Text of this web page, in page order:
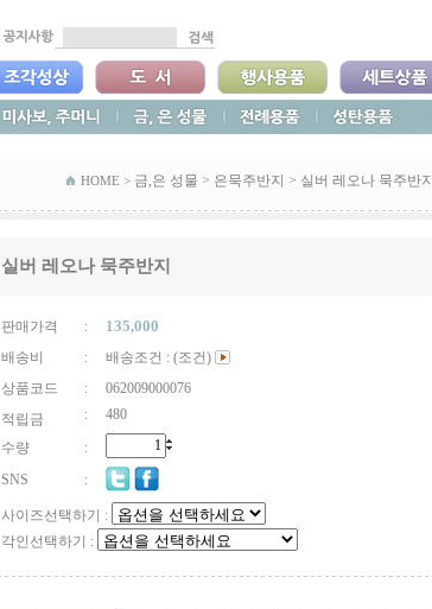
HOME > 금,은 성물 > 은묵주반지 > 실버 레오나 묵주반지
실버 레오나 묵주반지
판매가격 : 135,000
배송비 :
배송조건 : (조건)
상품코드
:
062009000076
적립금
:
480
수량
:
SNS
:
사이즈선택하기 :
각인선택하기 :